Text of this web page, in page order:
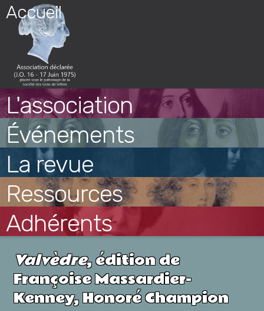
Skip
content
Accueil
L'association
Événements
La revue
Ressources
Adhérents
Valvèdre, édition de
Françoise Massardier-
Kenney, Honoré Champion